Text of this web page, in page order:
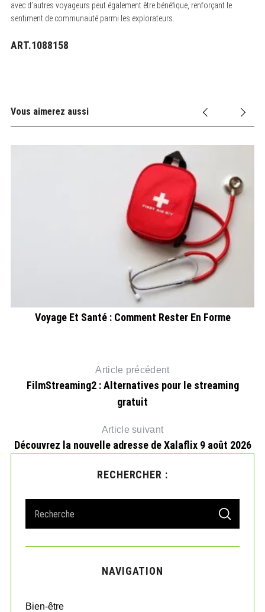
avec d’autres voyageurs peut également être bénéfique, renforçant le
sentiment de communauté parmi les explorateurs.
ART.1088158
Vous aimerez aussi
Voyage Et Santé : Comment Rester En Forme
Article précédent
FilmStreaming2 : Alternatives pour le streaming
gratuit
Article suivant
Découvrez la nouvelle adresse de Xalaflix 9 août 2026
RECHERCHER :
r
o
S
A
C
NAVIGATION
Bien-être